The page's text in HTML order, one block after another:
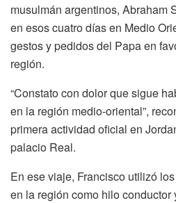
musulmán argentinos, Abraham
en esos cuatro días en Medio
gestos y pedidos del Papa en
región.
“Constato con dolor que sigue
en la región medio-oriental”,
primera actividad oficial en
palacio Real.
En ese viaje, Francisco utilizó
en la región como hilo conductor